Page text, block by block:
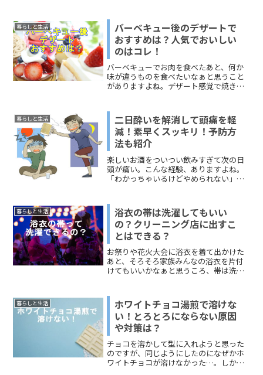
か」これらについて、今回は正解を探し
てみました。「葉っぱの名前と種類」と
「包む理由」も、「食べるものなのか、
食べないものなのか」の話につながりま
す。調べてみると、和菓子屋さんの見解
やお茶の作法、昔の人たちの考えにも行
き着きました。どうぞ、ご覧ください。
暮らしと生活
バーベキュー後のデザートで
おすすめは？人気でおいしい
のはコレ！
バーベキューでお肉を食べたあと、何か
味が違うものを食べたいなぁと思うこと
がありますよね。デザート感覚で焼きマ
のおすすめ、人気なもの、もうひと工夫
したい人に焼いてもおいしい...
暮らしと生活
二日酔いを解消して頭痛を軽
減！素早くスッキリ！予防方
法も紹介
楽しいお酒をついつい飲みすぎて次の日
頭が痛い。こんな経験、ありますよね。
「わかっちゃいるけどやめられない」と
日酔いだけでもコントロールできないで
しょうか？二日酔いに伴う...
暮らしと生活
浴衣の帯は洗濯してもいい
の？クリーニング店に出すこ
とはできる？
お祭りや花火大会に浴衣を着て出かけた
あと、そろそろ家族みんなの浴衣を片付
けてもいいかなぁと思うころ、帯は洗濯
皆さんの声にお応えするために、今回
は、浴衣の帯の洗...
暮らしと生活
ホワイトチョコ湯煎で溶けな
い！とろとろにならない原因
や対策は？
チョコを溶かして型に入れようと思った
のですが、同じようにしたのになぜかホ
ワイトチョコが溶けなかった…。しかも